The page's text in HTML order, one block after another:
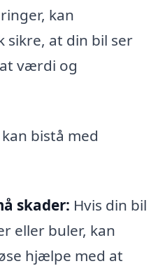
kan
sikre, at din bil ser
værdi og
bistå med
skader: Hvis din bil
eller buler, kan
hjælpe med at